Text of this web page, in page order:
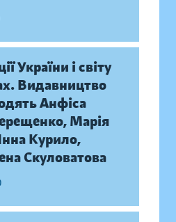
України і світу
Видавництво
Анфіса
Марія
Курило,
Скуловатова